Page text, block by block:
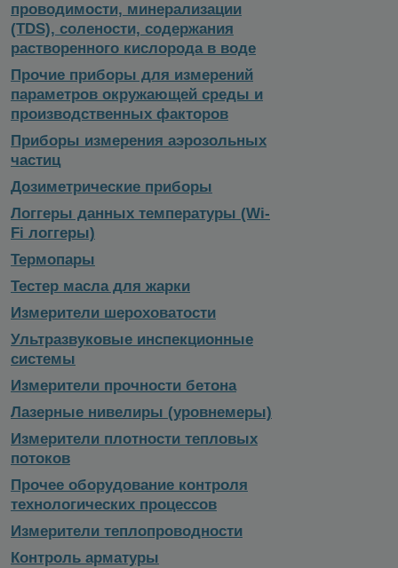
проводимости, минерализации
(TDS), солености, содержания
растворенного кислорода в воде
Прочие приборы для измерений
параметров окружающей среды и
производственных факторов
Приборы измерения аэрозольных
частиц
Дозиметрические приборы
Логгеры данных температуры (Wi-
Fi логгеры)
Термопары
Тестер масла для жарки
Измерители шероховатости
Ультразвуковые инспекционные
системы
Измерители прочности бетона
Лазерные нивелиры (уровнемеры)
Измерители плотности тепловых
потоков
Прочее оборудование контроля
технологических процессов
Измерители теплопроводности
Контроль арматуры